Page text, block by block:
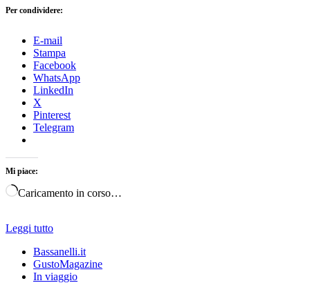
Per condividere:
E-mail
Stampa
Facebook
WhatsApp
LinkedIn
X
Pinterest
Telegram
Mi piace:
Caricamento in corso…
Leggi tutto
Bassanelli.it
GustoMagazine
In viaggio